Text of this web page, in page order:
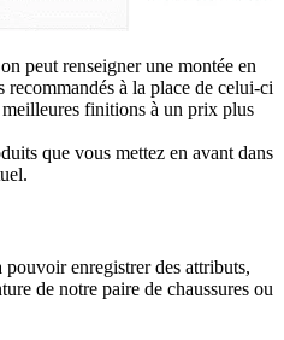
peut renseigner une montée en
recommandés à la place de celui-ci
meilleures finitions à un prix plus
que vous mettez en avant dans
pouvoir enregistrer des attributs,
de notre paire de chaussures ou